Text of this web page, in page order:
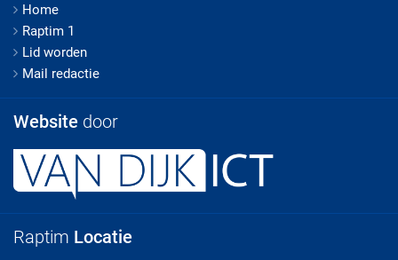
Home
Raptim 1
Lid worden
Mail redactie
Website door
Raptim Locatie